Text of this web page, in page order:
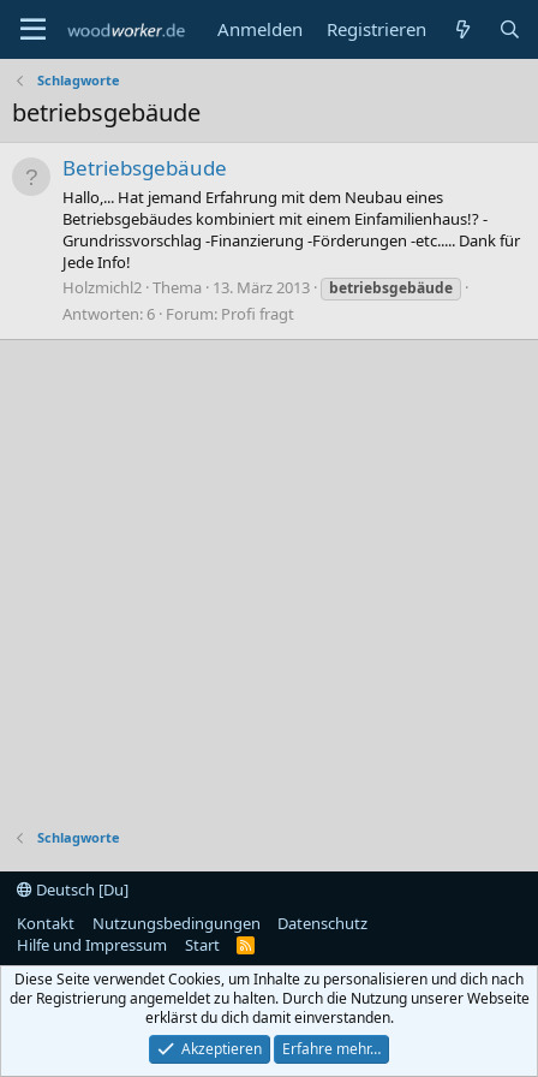
Anmelden Registrieren
Schlagworte
betriebsgebäude
Betriebsgebäude
Hallo,... Hat jemand Erfahrung mit dem Neubau eines
Betriebsgebäudes kombiniert mit einem Einfamilienhaus!? -
Grundrissvorschlag -Finanzierung -Förderungen -etc..... Dank für
Jede Info!
Holzmichl2 Thema 13. März 2013 betriebsgebäude
Antworten: 6 Forum: Profi fragt
Schlagworte
Deutsch [Du]
Kontakt
Nutzungsbedingungen
Datenschutz
Hilfe und Impressum
Start
R
S
Diese Seite verwendet Cookies, um Inhalte zu personalisieren und dich nach
der Registrierung angemeldet zu halten. Durch die Nutzung unserer Webseite
erklärst du dich damit einverstanden.
Akzeptieren
Erfahre mehr…